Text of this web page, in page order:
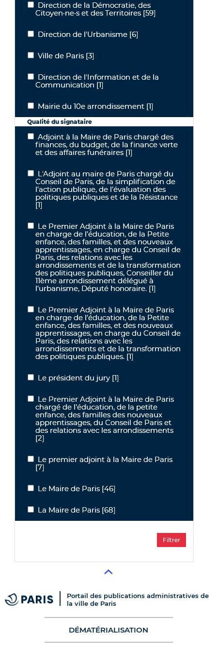
Direction de la Démocratie, des Citoyen·ne·s et des Territoires
Direction de la Démocratie, des
Citoyen·ne·s et des Territoires [59]
Direction de l'Urbanisme
Direction de l'Urbanisme [6]
Ville de Paris
Ville de Paris [3]
Direction de l'Information et de la Communication
Direction de l'Information et de la
Communication [1]
Mairie du 10e arrondissement
Mairie du 10e arrondissement [1]
Qualité du signataire
Adjoint à la Maire de Paris chargé des finances, du budget, de la
Adjoint à la Maire de Paris chargé des
finances, du budget, de la finance verte
et des affaires funéraires [1]
L'Adjoint au maire de Paris chargé du Conseil de Paris, de la
L'Adjoint au maire de Paris chargé du
Conseil de Paris, de la simplification de
l’action publique, de l’évaluation des
politiques publiques et de la Résistance
[1]
Le Premier Adjoint à la Maire de Paris en charge de l’éducation,
Le Premier Adjoint à la Maire de Paris
en charge de l’éducation, de la Petite
enfance, des familles, et des nouveaux
apprentissages, en charge du Conseil de
Paris, des relations avec les
arrondissements et de la transformation
des politiques publiques, Conseiller du
11ème arrondissement délégué à
l’urbanisme, Député honoraire. [1]
Le Premier Adjoint à la Maire de Paris en charge de l’éducation,
Le Premier Adjoint à la Maire de Paris
en charge de l’éducation, de la Petite
enfance, des familles, et des nouveaux
apprentissages, en charge du Conseil de
Paris, des relations avec les
arrondissements et de la transformation
des politiques publiques. [1]
Le président du jury
Le président du jury [1]
Le Premier Adjoint à la Maire de Paris chargé de l’éducation, de
Le Premier Adjoint à la Maire de Paris
chargé de l’éducation, de la petite
enfance, des familles des nouveaux
apprentissages, du Conseil de Paris et
des relations avec les arrondissements
[2]
Le premier adjoint à la Maire de Paris
Le premier adjoint à la Maire de Paris
[7]
Le Maire de Paris
Le Maire de Paris [46]
La Maire de Paris
La Maire de Paris [68]
Portail des publications administratives de
la ville de Paris
DÉMATÉRIALISATION